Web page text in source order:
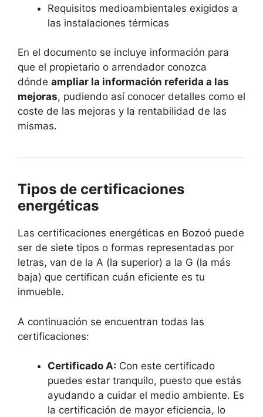
Requisitos medioambientales exigidos a
las instalaciones térmicas
En el documento se incluye información para
que el propietario o arrendador conozca
dónde ampliar la información referida a las
mejoras, pudiendo así conocer detalles como el
coste de las mejoras y la rentabilidad de las
mismas.
Tipos de certificaciones
energéticas
Las certificaciones energéticas en Bozoó puede
ser de siete tipos o formas representadas por
letras, van de la A (la superior) a la G (la más
baja) que certifican cuán eficiente es tu
inmueble.
A continuación se encuentran todas las
certificaciones:
Certificado A: Con este certificado
puedes estar tranquilo, puesto que estás
ayudando a cuidar el medio ambiente. Es
la certificación de mayor eficiencia, lo